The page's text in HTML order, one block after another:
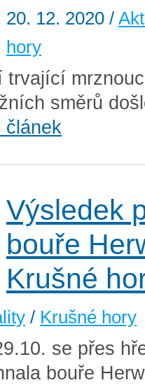
20. 12. 2020 /
hory
trvající
směrů
článek
Výsledek
bouře
Krušné
/ Krušné hory
se přes
bouře